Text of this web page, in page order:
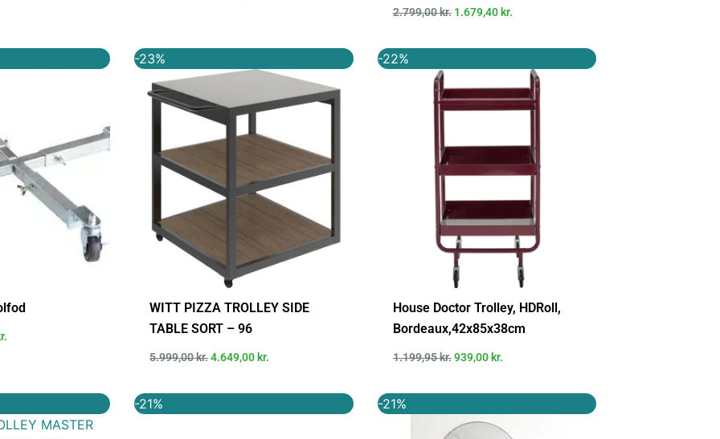
2.799,00kr. 1.679,40 kr.
aktuelle
-23%
WITT PIZZA TROLLEY SIDE
TABLE SORT – 96
5.999,00kr.
oprindelige
5.999,00 kr..
4.649,00 kr.
aktuelle
er:
4.649,00 kr..
-22%
House Doctor Trolley, HDRoll,
Bordeaux,42x85x38cm
1.199,95kr.
oprindelige
var:
1.199,95 kr..
939,00 kr.
aktuelle
er:
939,00 kr..
aktuelle
pris
-21%
oprindeligeaktuelle
-21%
oprindelige
pris
aktuelle
pris